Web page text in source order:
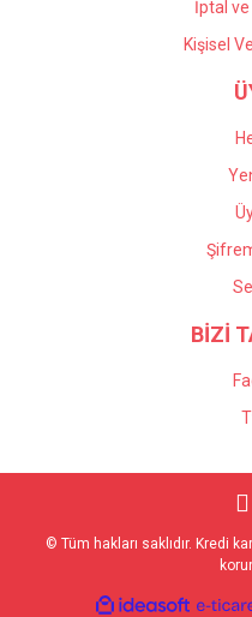
İptal ve
Kişisel
BİZİ
© Tüm hakları saklıdır. Kredi
ideasoft